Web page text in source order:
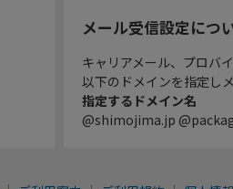
メール受信設定につ
キャリアメール、プロバ
以下のドメインを指定し
指定するドメイン名
@shimojima.jp